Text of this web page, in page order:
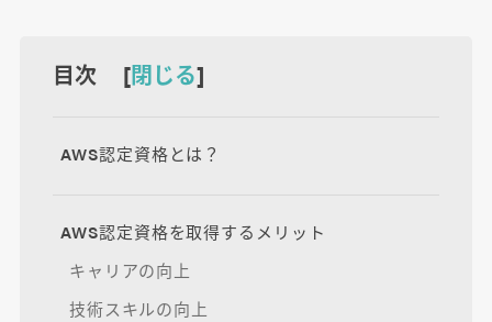
目次 [閉じる]
AWS認定資格とは？
AWS認定資格を取得するメリット
キャリアの向上
技術スキルの向上